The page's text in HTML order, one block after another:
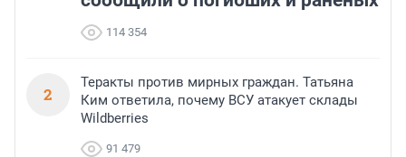
114 354
2
Теракты против мирных граждан. Татьяна
Ким ответила, почему ВСУ атакует склады
Wildberries
91 479